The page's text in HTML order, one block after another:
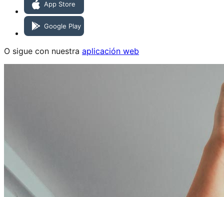
O sigue con nuestra aplicación web